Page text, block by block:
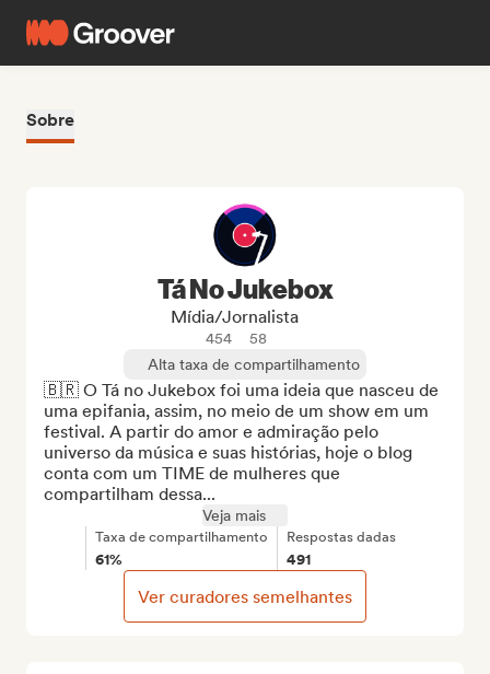
Sobre
Tá No Jukebox
Mídia/Jornalista
454
58
Alta taxa de compartilhamento
🇧🇷 O Tá no Jukebox foi uma ideia que nasceu de
uma epifania, assim, no meio de um show em um
festival. A partir do amor e admiração pelo
universo da música e suas histórias, hoje o blog
conta com um TIME de mulheres que
compartilham dessa...
Veja mais
Taxa de compartilhamento
61%
Respostas dadas
491
Ver curadores semelhantes